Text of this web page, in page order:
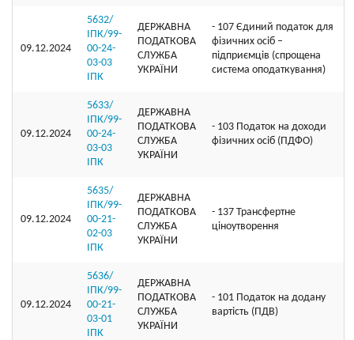
09.12.2024
5632/
ІПК/99-
00-24-
03-03
ІПК
ДЕРЖАВНА
ПОДАТКОВА
СЛУЖБА
УКРАЇНИ
- 107 Єдиний податок для
фізичних осіб –
підприємців (спрощена
система оподаткування)
09.12.2024
5633/
ІПК/99-
00-24-
03-03
ІПК
ДЕРЖАВНА
ПОДАТКОВА
СЛУЖБА
УКРАЇНИ
- 103 Податок на доходи
фізичних осіб (ПДФО)
09.12.2024
5635/
ІПК/99-
00-21-
02-03
ІПК
ДЕРЖАВНА
ПОДАТКОВА
СЛУЖБА
УКРАЇНИ
- 137 Трансфертне
ціноутворення
09.12.2024
5636/
ІПК/99-
00-21-
03-01
ІПК
ДЕРЖАВНА
ПОДАТКОВА
СЛУЖБА
УКРАЇНИ
- 101 Податок на додану
вартість (ПДВ)